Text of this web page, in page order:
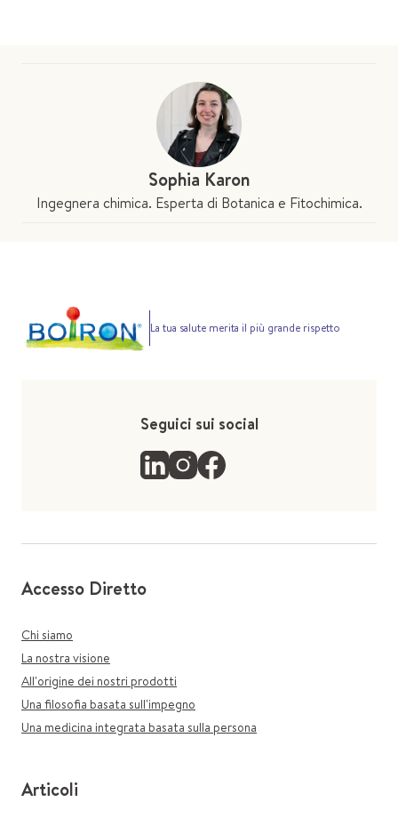
Sophia Karon
Ingegnera chimica. Esperta di Botanica e Fitochimica.
La tua salute merita il più grande rispetto
Seguici sui social
Accesso Diretto
Chi siamo
La nostra visione
All'origine dei nostri prodotti
Una filosofia basata sull'impegno
Una medicina integrata basata sulla persona
Articoli